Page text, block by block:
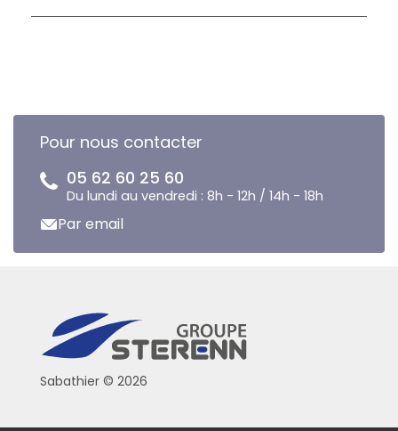
Pour nous contacter
05 62 60 25 60
Du lundi au vendredi : 8h - 12h / 14h - 18h
Par email
Sabathier © 2026